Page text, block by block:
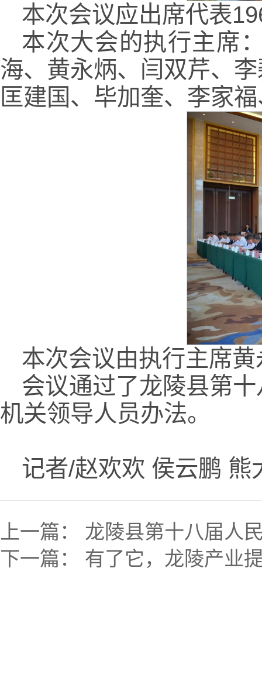
本次会议应出席代表
本次大会的执行主席
海、黄永炳、闫双芹、
匡建国、毕加奎、李家
本次会议由执行主席
会议通过了龙陵县第
机关领导人员办法。
记者/赵欢欢 侯云鹏 熊
上一篇： 龙陵县第十八届人
下一篇： 有了它，龙陵产业